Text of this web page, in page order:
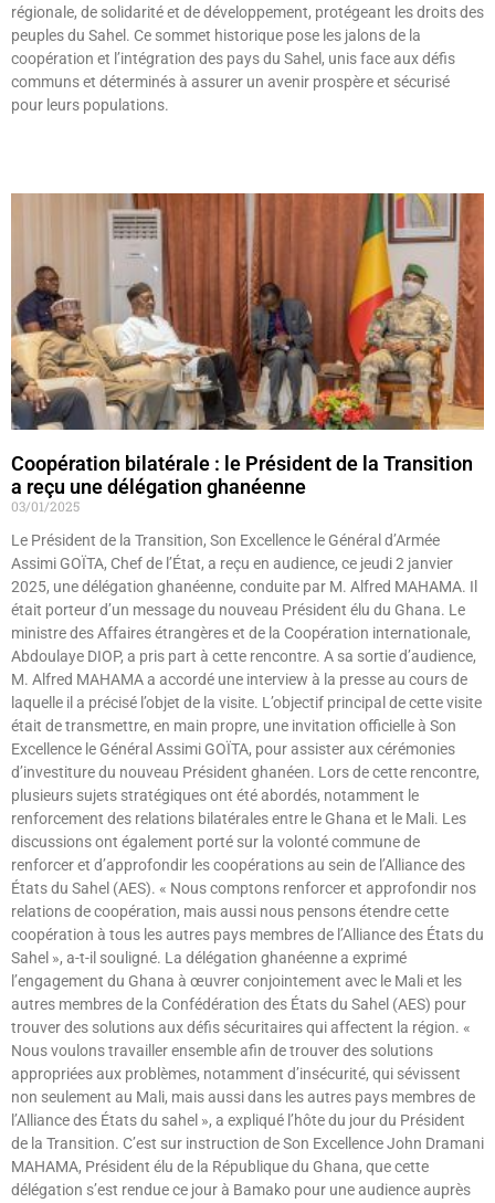
régionale, de solidarité et de développement, protégeant les droits des
peuples du Sahel. Ce sommet historique pose les jalons de la
coopération et l’intégration des pays du Sahel, unis face aux défis
communs et déterminés à assurer un avenir prospère et sécurisé
pour leurs populations.
Coopération bilatérale : le Président de la Transition
a reçu une délégation ghanéenne
03/01/2025
Le Président de la Transition, Son Excellence le Général d’Armée
Assimi GOÏTA, Chef de l’État, a reçu en audience, ce jeudi 2 janvier
2025, une délégation ghanéenne, conduite par M. Alfred MAHAMA. Il
était porteur d’un message du nouveau Président élu du Ghana. Le
ministre des Affaires étrangères et de la Coopération internationale,
Abdoulaye DIOP, a pris part à cette rencontre. A sa sortie d’audience,
M. Alfred MAHAMA a accordé une interview à la presse au cours de
laquelle il a précisé l’objet de la visite. L’objectif principal de cette visite
était de transmettre, en main propre, une invitation officielle à Son
Excellence le Général Assimi GOÏTA, pour assister aux cérémonies
d’investiture du nouveau Président ghanéen. Lors de cette rencontre,
plusieurs sujets stratégiques ont été abordés, notamment le
renforcement des relations bilatérales entre le Ghana et le Mali. Les
discussions ont également porté sur la volonté commune de
renforcer et d’approfondir les coopérations au sein de l’Alliance des
États du Sahel (AES). « Nous comptons renforcer et approfondir nos
relations de coopération, mais aussi nous pensons étendre cette
coopération à tous les autres pays membres de l’Alliance des États du
Sahel », a-t-il souligné. La délégation ghanéenne a exprimé
l’engagement du Ghana à œuvrer conjointement avec le Mali et les
autres membres de la Confédération des États du Sahel (AES) pour
trouver des solutions aux défis sécuritaires qui affectent la région. «
Nous voulons travailler ensemble afin de trouver des solutions
appropriées aux problèmes, notamment d’insécurité, qui sévissent
non seulement au Mali, mais aussi dans les autres pays membres de
l’Alliance des États du sahel », a expliqué l’hôte du jour du Président
de la Transition. C’est sur instruction de Son Excellence John Dramani
MAHAMA, Président élu de la République du Ghana, que cette
délégation s’est rendue ce jour à Bamako pour une audience auprès